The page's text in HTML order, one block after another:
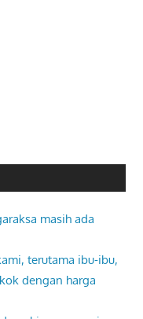
masih ada
terutama ibu-ibu,
dengan harga